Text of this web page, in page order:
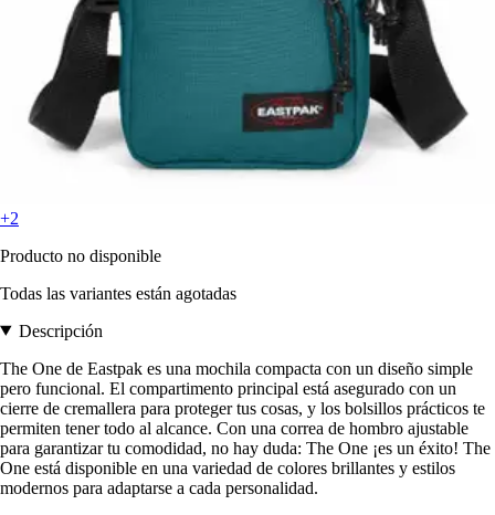
+2
Producto no disponible
Todas las variantes están agotadas
Descripción
The One de Eastpak es una mochila compacta con un diseño simple
pero funcional. El compartimento principal está asegurado con un
cierre de cremallera para proteger tus cosas, y los bolsillos prácticos te
permiten tener todo al alcance. Con una correa de hombro ajustable
para garantizar tu comodidad, no hay duda: The One ¡es un éxito! The
One está disponible en una variedad de colores brillantes y estilos
modernos para adaptarse a cada personalidad.